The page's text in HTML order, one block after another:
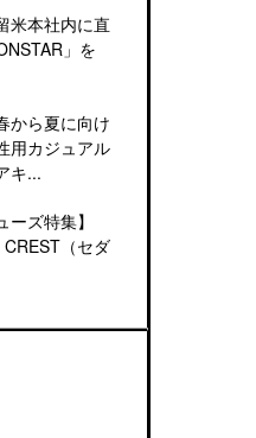
米本社内に直
」を
から夏に向け
用カジュアル
キ...
ーズ特集】
（セダ